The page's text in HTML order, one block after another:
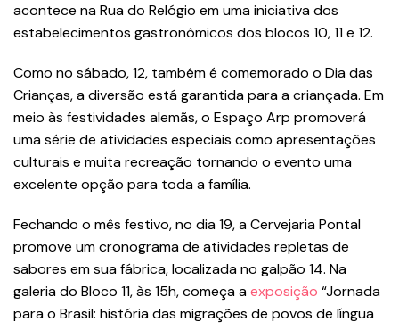
acontece na Rua do Relógio em uma iniciativa dos
estabelecimentos gastronômicos dos blocos 10, 11 e 12.
Como no sábado, 12, também é comemorado o Dia das
Crianças, a diversão está garantida para a criançada. Em
meio às festividades alemãs, o Espaço Arp promoverá
uma série de atividades especiais como apresentações
culturais e muita recreação tornando o evento uma
excelente opção para toda a família.
Fechando o mês festivo, no dia 19, a Cervejaria Pontal
promove um cronograma de atividades repletas de
sabores em sua fábrica, localizada no galpão 14. Na
galeria do Bloco 11, às 15h, começa aexposição “Jornada
para o Brasil: história das migrações de povos de língua